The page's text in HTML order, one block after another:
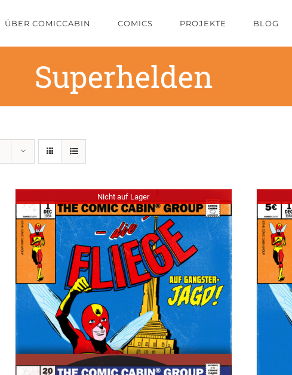
ÜBER COMICCABIN COMICS PROJEKTE BLOG
Superhelden
Nicht auf Lager